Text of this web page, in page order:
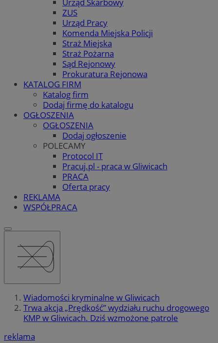
ZUS
Urząd Pracy
Komenda Miejska Policji
Straż Miejska
Straż Pożarna
Sąd Rejonowy
Prokuratura Rejonowa
KATALOG FIRM
Katalog firm
Dodaj firmę do katalogu
OGŁOSZENIA
OGŁOSZENIA
Dodaj ogłoszenie
POLECAMY
Protocol IT
Pracuj.pl - praca w Gliwicach
PRACA
Oferta pracy
REKLAMA
WSPÓŁPRACA
Wiadomości kryminalne w Gliwicach
Trwa akcja „Prędkość” wydziału ruchu drogowego
KMP w Gliwicach. Dziś wzmożone patrole
reklama